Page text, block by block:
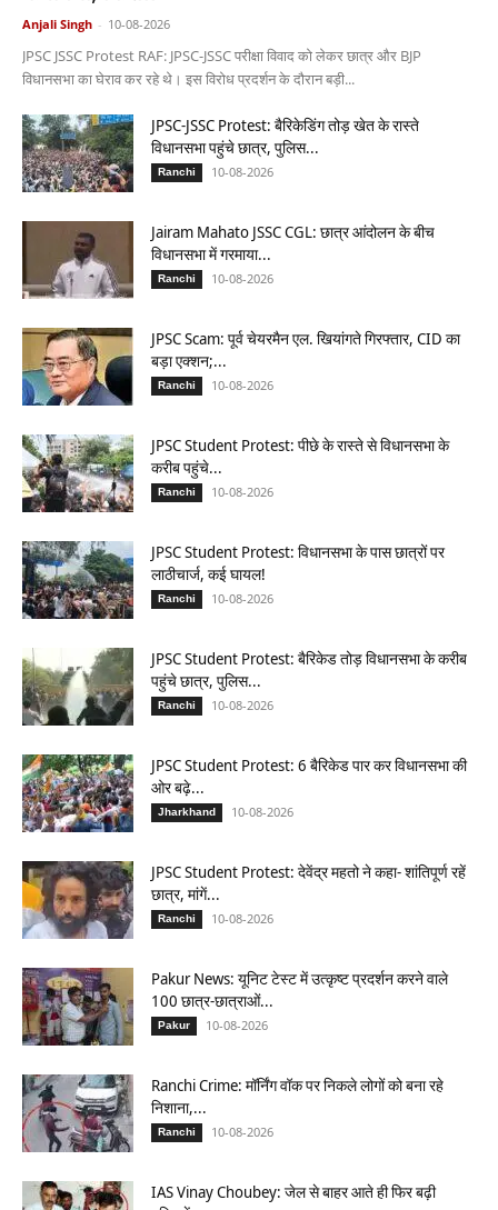
Anjali Singh - 10-08-2026
JPSC JSSC Protest RAF: JPSC-JSSC परीक्षा विवाद को लेकर छात्र और BJP
विधानसभा का घेराव कर रहे थे। इस विरोध प्रदर्शन के दौरान बड़ी...
JPSC-JSSC Protest: बैरिकेडिंग तोड़ खेत के रास्ते
विधानसभा पहुंचे छात्र, पुलिस...
Ranchi 10-08-2026
Jairam Mahato JSSC CGL: छात्र आंदोलन के बीच
विधानसभा में गरमाया...
Ranchi 10-08-2026
JPSC Scam: पूर्व चेयरमैन एल. खियांगते गिरफ्तार, CID का
बड़ा एक्शन;...
Ranchi 10-08-2026
JPSC Student Protest: पीछे के रास्ते से विधानसभा के
करीब पहुंचे...
Ranchi 10-08-2026
JPSC Student Protest: विधानसभा के पास छात्रों पर
लाठीचार्ज, कई घायल!
Ranchi 10-08-2026
JPSC Student Protest: बैरिकेड तोड़ विधानसभा के करीब
पहुंचे छात्र, पुलिस...
Ranchi 10-08-2026
JPSC Student Protest: 6 बैरिकेड पार कर विधानसभा की
ओर बढ़े...
Jharkhand 10-08-2026
JPSC Student Protest: देवेंद्र महतो ने कहा- शांतिपूर्ण रहें
छात्र, मांगें...
Ranchi 10-08-2026
Pakur News: यूनिट टेस्ट में उत्कृष्ट प्रदर्शन करने वाले
100 छात्र-छात्राओं...
Pakur 10-08-2026
Ranchi Crime: मॉर्निंग वॉक पर निकले लोगों को बना रहे
निशाना,...
Ranchi 10-08-2026
IAS Vinay Choubey: जेल से बाहर आते ही फिर बढ़ी